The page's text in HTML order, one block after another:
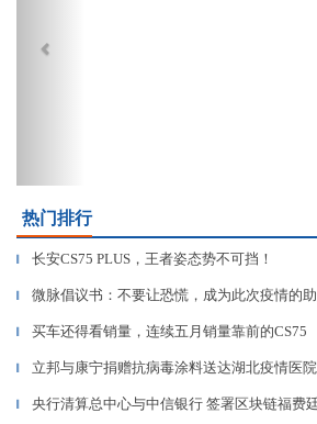
热门排行
▎ 长安CS75 PLUS，王者姿态势不可挡！
▎ 微脉倡议书：不要让恐慌，成为此次疫情的助
▎ 买车还得看销量，连续五月销量靠前的CS75
▎ 立邦与康宁捐赠抗病毒涂料送达湖北疫情医院
▎ 央行清算总中心与中信银行 签署区块链福费